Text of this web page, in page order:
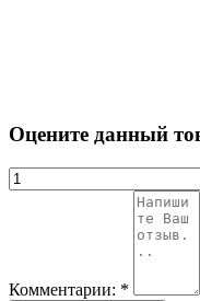
Оцените данный
Комментарии: *